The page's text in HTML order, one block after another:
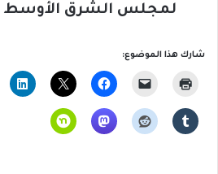
لمجلس الشرق الأوسط
شارك هذا الموضوع: